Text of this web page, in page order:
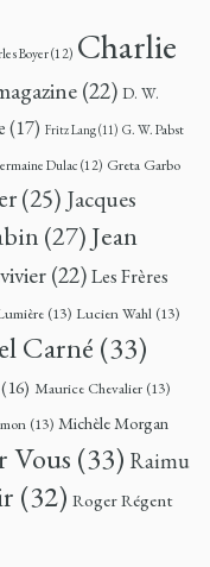
Boyer(12) Charlie
(22) D. W.
(17) Fritz Lang(11) G. W. Pabst
Dulac(12) Greta Garbo
(25) Jacques
(27) Jean
(22)Les Frères
(13) Lucien Wahl (13)
Carné (33)
(16) Maurice Chevalier (13)
(13) Michèle Morgan
Vous (33) Raimu
(32) Roger Régent